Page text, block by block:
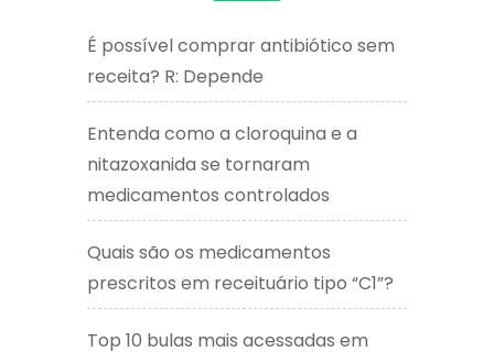
É possível comprar antibiótico sem
receita? R: Depende
Entenda como a cloroquina e a
nitazoxanida se tornaram
medicamentos controlados
Quais são os medicamentos
prescritos em receituário tipo “C1”?
Top 10 bulas mais acessadas em